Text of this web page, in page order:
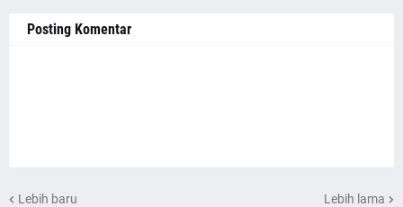
Posting Komentar
Lebih baru Lebih lama